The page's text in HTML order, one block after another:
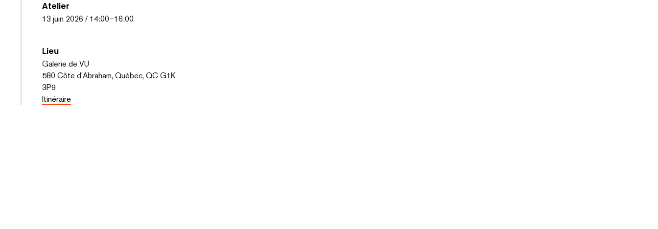
Atelier
13 juin 2026 / 14:00–16:00
Lieu
Galerie de VU
580 Côte d'Abraham, Québec, QC G1K
3P9
Itinéraire